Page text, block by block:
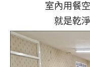
室內用餐
就是乾